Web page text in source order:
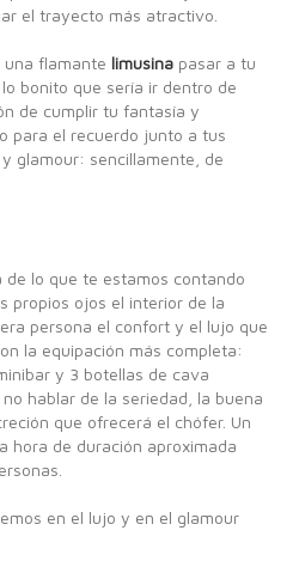
el trayecto más atractivo.
una flamante limusina pasar a tu
bonito que sería ir dentro de
de cumplir tu fantasía y
para el recuerdo junto a tus
glamour: sencillamente, de
de lo que te estamos contando
propios ojos el interior de la
persona el confort y el lujo que
la equipación más completa:
y 3 botellas de cava
hablar de la seriedad, la buena
que ofrecerá el chófer. Un
hora de duración aproximada
en el lujo y en el glamour